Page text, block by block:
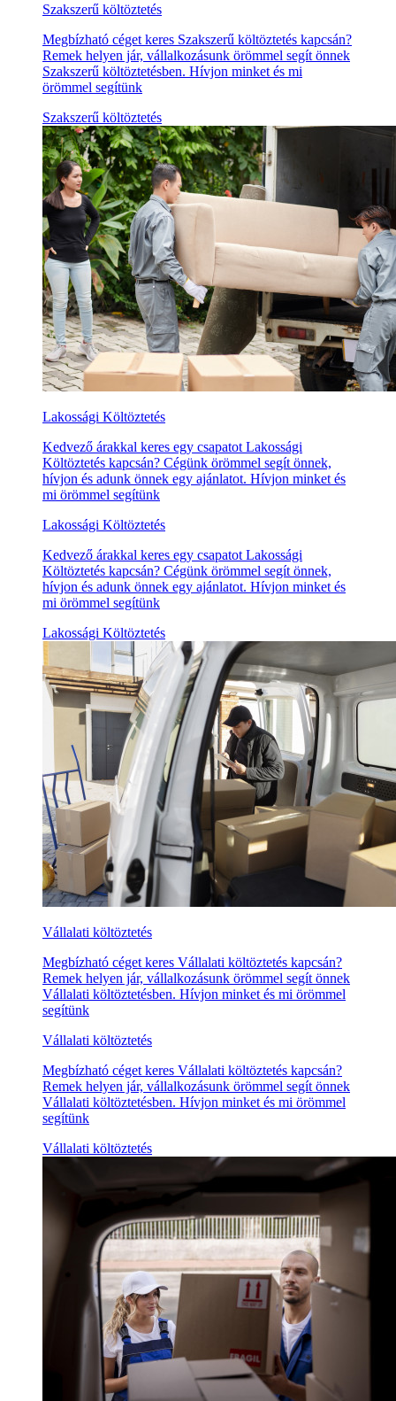
Szakszerű költöztetés
Megbízható céget keres Szakszerű költöztetés kapcsán?
Remek helyen jár, vállalkozásunk örömmel segít önnek
Szakszerű költöztetésben. Hívjon minket és mi
örömmel segítünk
Szakszerű költöztetés
Lakossági Költöztetés
Kedvező árakkal keres egy csapatot Lakossági
Költöztetés kapcsán? Cégünk örömmel segít önnek,
hívjon és adunk önnek egy ajánlatot. Hívjon minket és
mi örömmel segítünk
Lakossági Költöztetés
Kedvező árakkal keres egy csapatot Lakossági
Költöztetés kapcsán? Cégünk örömmel segít önnek,
hívjon és adunk önnek egy ajánlatot. Hívjon minket és
mi örömmel segítünk
Lakossági Költöztetés
Vállalati költöztetés
Megbízható céget keres Vállalati költöztetés kapcsán?
Remek helyen jár, vállalkozásunk örömmel segít önnek
Vállalati költöztetésben. Hívjon minket és mi örömmel
segítünk
Vállalati költöztetés
Megbízható céget keres Vállalati költöztetés kapcsán?
Remek helyen jár, vállalkozásunk örömmel segít önnek
Vállalati költöztetésben. Hívjon minket és mi örömmel
segítünk
Vállalati költöztetés